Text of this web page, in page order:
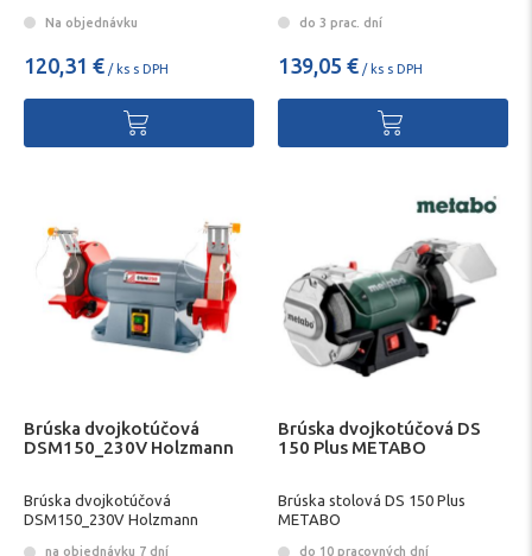
Na objednávku
120,31 € / ks s DPH
do 3 prac. dní
139,05 € / ks s DPH
Brúska dvojkotúčová
DSM150_230V Holzmann
Brúska dvojkotúčová
DSM150_230V Holzmann
na objednávku 7 dní
Brúska dvojkotúčová DS
150 Plus METABO
Brúska stolová DS 150 Plus
METABO
do 10 pracovných dní